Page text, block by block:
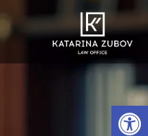
Открыть панель инструментов